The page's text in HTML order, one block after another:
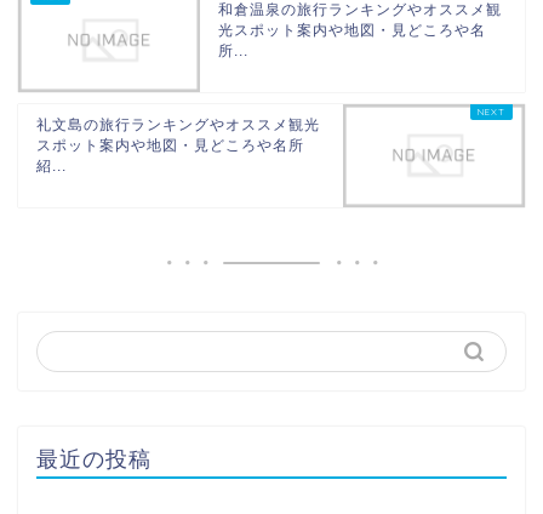
和倉温泉の旅行ランキングやオススメ観
光スポット案内や地図・見どころや名
所...
礼文島の旅行ランキングやオススメ観光
スポット案内や地図・見どころや名所
紹...
最近の投稿